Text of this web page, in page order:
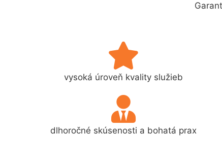
vysoká úroveň kvality služieb
dlhoročné skúsenosti a bohatá prax